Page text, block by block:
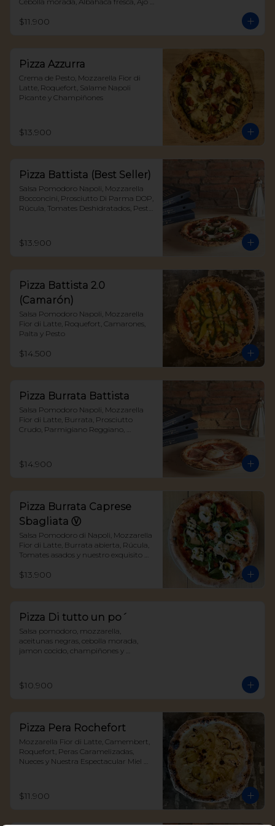
$11.900
Pizza Azzurra
Crema de Pesto, Mozzarella Fior di
Latte, Roquefort, Salame Napoli
Picante y Champiñones
$13.900
Pizza Battista (Best Seller)
Salsa Pomodoro Napoli, Mozzarella
Bocconcini, Prosciutto Di Parma DOP,
Rúcula, Tomates Deshidratados, Pesto
$13.900
Pizza Battista 2.0
(Camarón)
Salsa Pomodoro Napoli, Mozzarella
Fior di Latte, Roquefort, Camarones,
Palta y Pesto
$14.500
Pizza Burrata Battista
Salsa Pomodoro Napoli, Mozzarella
Fior di Latte, Burrata, Prosciutto
Crudo, Parmigiano Reggiano,
$14.900
Pizza Burrata Caprese
Sbagliata Ⓥ
Salsa Pomodoro di Napoli, Mozzarella
Fior di Latte, Burrata abierta, Rúcula,
Tomates asados y nuestro exquisito
$13.900
Pizza Di tutto un po´
Salsa pomodoro, mozzarella,
aceitunas negras, cebolla morada,
jamon cocido, champiñones y
$10.900
Pizza Pera Rochefort
Mozzarella Fior di Latte, Camembert,
Roquefort, Peras Caramelizadas,
Nueces y Nuestra Espectacular Miel
$11.900